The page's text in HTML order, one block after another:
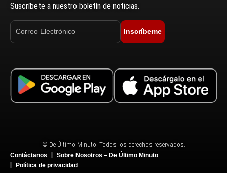
Suscríbete a nuestro boletín de noticias.
Inscríbeme
© De Último Minuto. Todos los derechos reservados.
Contáctanos
Sobre Nosotros – De Último Minuto
Política de privacidad